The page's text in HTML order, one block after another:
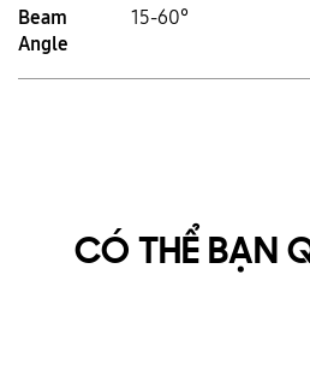
Beam
Angle
15-60°
CÓ THỂ BẠN